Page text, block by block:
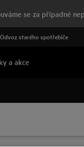
se za případné
Odvoz starého spotřebiče
a akce